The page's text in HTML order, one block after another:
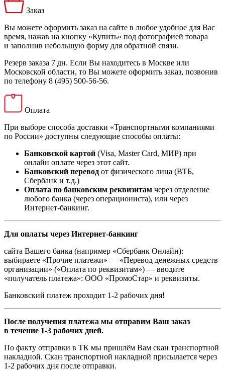
Заказ
Вы можете оформить заказ на сайте в любое удобное для Вас
время, нажав на кнопку «Купить» под фотографией товара
и заполнив небольшую форму для обратной связи.
Резерв заказа 7 дн. Если Вы находитесь в Москве или
Московской области, то Вы можете оформить заказ, позвонив
по телефону 8 (495) 500-56-56.
Оплата
При выборе способа доставки «Транспортными компаниями
по России» доступны следующие способы оплаты:
Банковской картой (Visa, Master Card, МИР) при
онлайн оплате через этот сайт.
Банковский перевод от физического лица (ВТБ,
Сбербанк и т.д.)
Оплата по банковским реквизитам через отделение
любого банка (через операциониста), или через
Интернет-банкинг.
Для оплаты через Интернет-банкинг
сайта Вашего банка (например «Сбербанк Онлайн):
выбираете «Прочие платежи» — «Перевод денежных средств
организации» («Оплата по реквизитам») — вводите
«получатель платежа»: ООО «ПромоСтар» и реквизиты.
Банковский платеж проходит 1-2 рабочих дня!
После получения платежа мы отправим Ваш заказ
в течение 1-3 рабочих дней.
По факту отправки в ТК мы пришлём Вам скан транспортной
накладной. Скан транспортной накладной присылается через
1-2 рабочих дня после отправки.